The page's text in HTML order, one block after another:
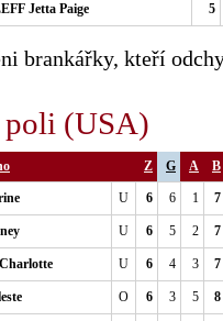
Jetta Paige 5
brankářky, kteří
poli (USA)
Z G A B
U 6 6 1 7
U 6 5 2 7
U 6 4 3 7
O 6 3 5 8